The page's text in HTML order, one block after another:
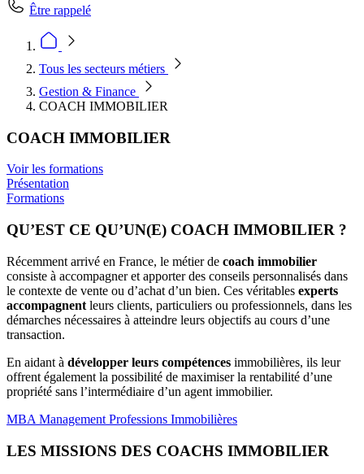
Être rappelé
Tous les secteurs métiers
Gestion & Finance
COACH IMMOBILIER
COACH IMMOBILIER
Voir les formations
Présentation
Formations
QU’EST CE QU’UN(E) COACH IMMOBILIER ?
Récemment arrivé en France, le métier de coach immobilier
consiste à accompagner et apporter des conseils personnalisés dans
le contexte de vente ou d’achat d’un bien. Ces véritables experts
accompagnent leurs clients, particuliers ou professionnels, dans les
démarches nécessaires à atteindre leurs objectifs au cours d’une
transaction.
En aidant à développer leurs compétences immobilières, ils leur
offrent également la possibilité de maximiser la rentabilité d’une
propriété sans l’intermédiaire d’un agent immobilier.
MBA Management Professions Immobilières
LES MISSIONS DES COACHS IMMOBILIER